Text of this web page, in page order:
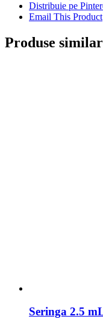
Distribuie pe
Email This Product
Produse
Seringa 2.5